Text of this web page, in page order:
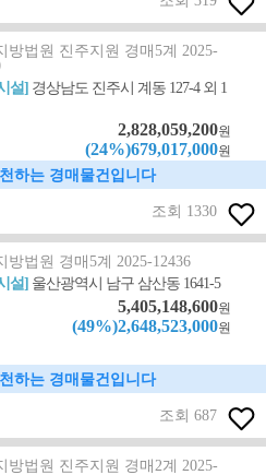
방법원 진주지원 경매5계 2025-
설] 경상남도 진주시 계동 127-4 외 1
2,828,059,200원
(24%)679,017,000원
하는 경매물건입니다
조회 1330
방법원 경매5계 2025-12436
설] 울산광역시 남구 삼산동 1641-5
5,405,148,600원
(49%)2,648,523,000원
하는 경매물건입니다
조회 687
방법원 진주지원 경매2계 2025-